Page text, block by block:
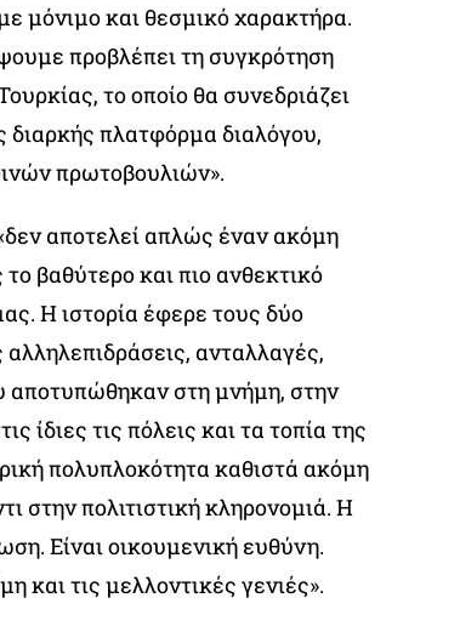
μόνιμο και θεσμικό χαρακτήρα.
προβλέπει τη συγκρότηση
το οποίο θα συνεδριάζει
διαρκής πλατφόρμα διαλόγου,
πρωτοβουλιών».
αποτελεί απλώς έναν ακόμη
βαθύτερο και πιο ανθεκτικό
Η ιστορία έφερε τους δύο
ανταλλαγές,
αποτυπώθηκαν στη μνήμη, στην
ίδιες τις πόλεις και τα τοπία της
πολυπλοκότητα καθιστά ακόμη
στην πολιτιστική κληρονομιά. Η
Είναι οικουμενική ευθύνη.
και τις μελλοντικές γενιές».